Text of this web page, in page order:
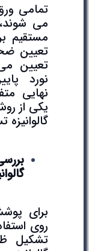
تمامی
می
مستقیم
تعیین
تعیین
نورد
نهایی
یکی از
برای
روی
تشکیل